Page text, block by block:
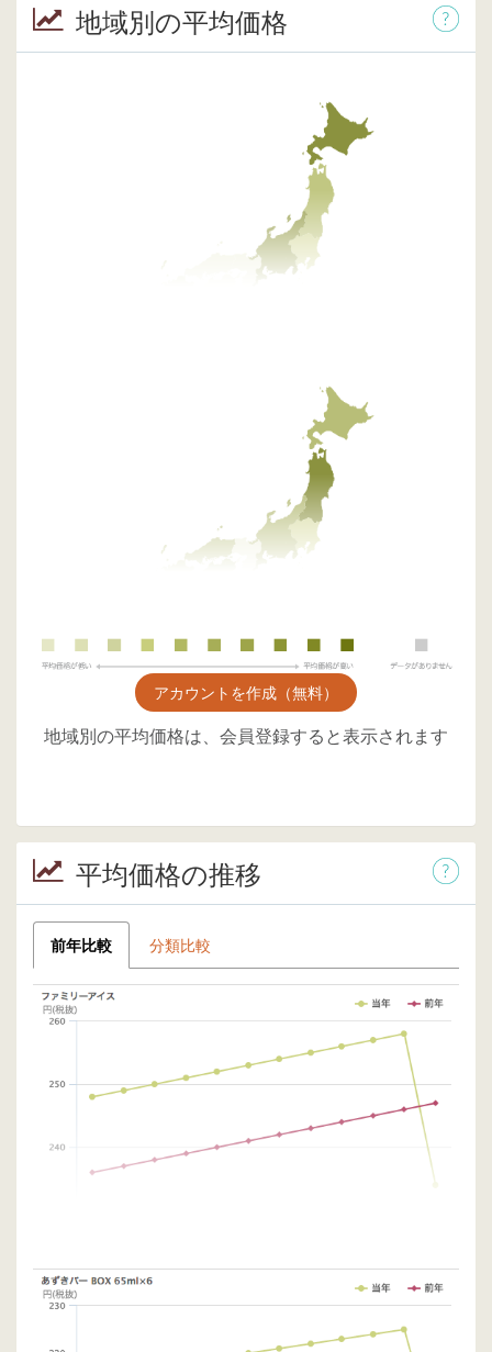
地域別の平均価格
アカウントを作成（無料）
地域別の平均価格は、会員登録すると表示されます
平均価格の推移
前年比較 分類比較